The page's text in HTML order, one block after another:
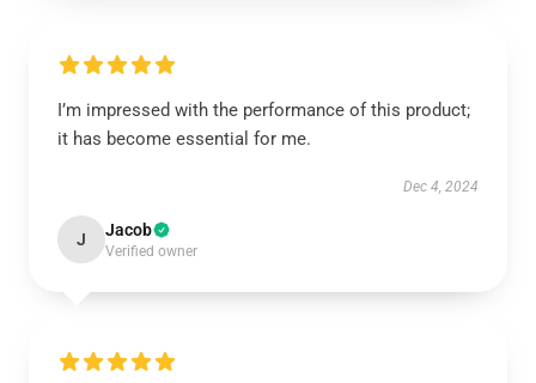
I’m impressed with the performance of this product;
it has become essential for me.
Dec 4, 2024
J Jacob
Verified owner